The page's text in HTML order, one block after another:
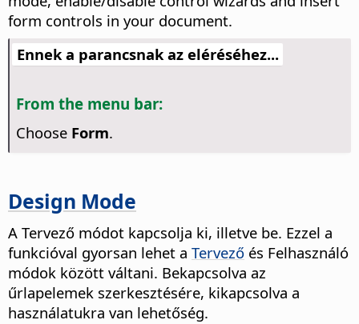
form controls in your document.
Ennek a parancsnak az eléréséhez...
From the menu bar:
Choose Form.
Design Mode
A Tervező módot kapcsolja ki, illetve be. Ezzel a
funkcióval gyorsan lehet a Tervező és Felhasználó
módok között váltani. Bekapcsolva az
űrlapelemek szerkesztésére, kikapcsolva a
használatukra van lehetőség.